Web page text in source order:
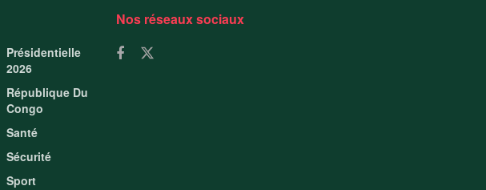
Présidentielle
2026
République Du
Congo
Santé
Sécurité
Sport
Nos réseaux sociaux